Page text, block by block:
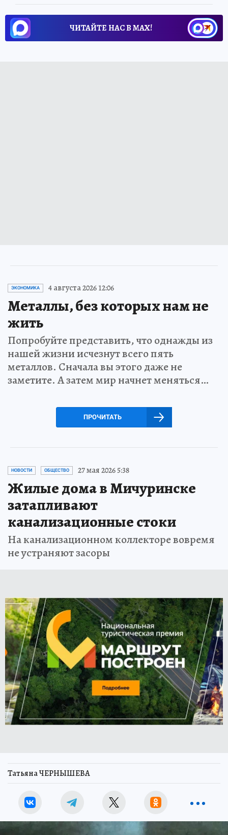
ЧИТАЙТЕ НАС В МАХ!
ЭКОНОМИКА 4 августа 2026 12:06
Металлы, без которых нам не
жить
Попробуйте представить, что однажды из
нашей жизни исчезнут всего пять
металлов. Сначала вы этого даже не
заметите. А затем мир начнет меняться…
ПРОЧИТАТЬ
НОВОСТИ ОБЩЕСТВО 27 мая 2026 5:38
Жилые дома в Мичуринске
затапливают
канализационные стоки
На канализационном коллекторе вовремя
не устраняют засоры
Татьяна ЧЕРНЫШЕВА